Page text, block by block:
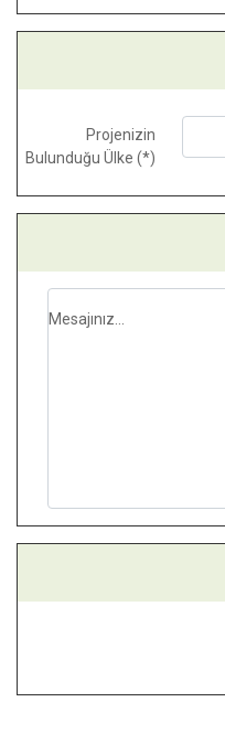
Projenizin
Bulunduğu Ülke (*)
Mesajınız...